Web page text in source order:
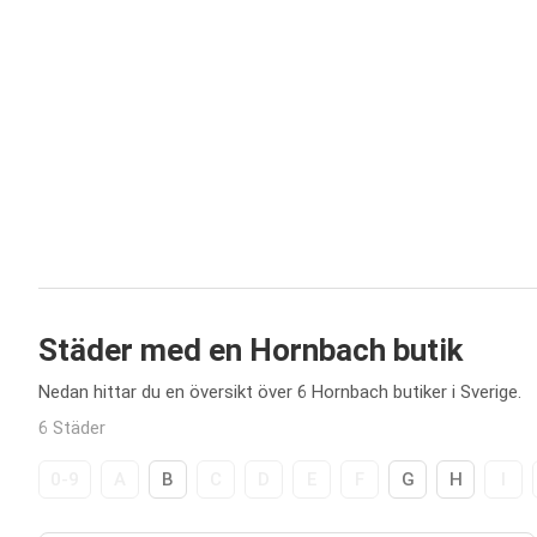
Städer med en Hornbach butik
Nedan hittar du en översikt över 6 Hornbach butiker i Sverige.
6 Städer
B G H